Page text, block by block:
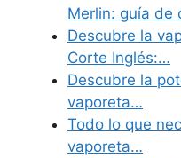
Merlin: guía de
Descubre la
Corte Inglés:…
Descubre la
vaporeta…
Todo lo que
vaporeta…